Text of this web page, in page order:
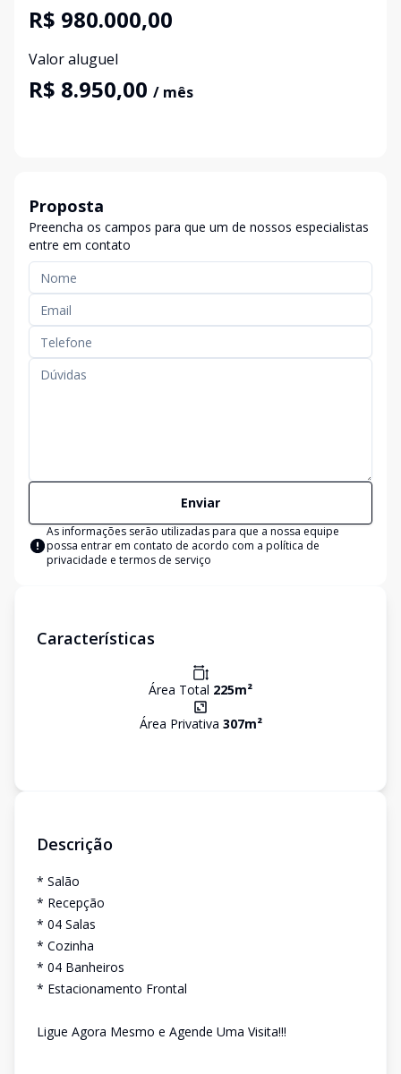
R$ 980.000,00
Valor aluguel
R$ 8.950,00 / mês
Proposta
Preencha os campos para que um de nossos especialistas
entre em contato
Enviar
As informações serão utilizadas para que a nossa equipe
possa entrar em contato de acordo com a política de
privacidade e termos de serviço
Características
Área Total 225m²
Área Privativa 307m²
Descrição
* Salão
* Recepção
* 04 Salas
* Cozinha
* 04 Banheiros
* Estacionamento Frontal
Ligue Agora Mesmo e Agende Uma Visita!!!